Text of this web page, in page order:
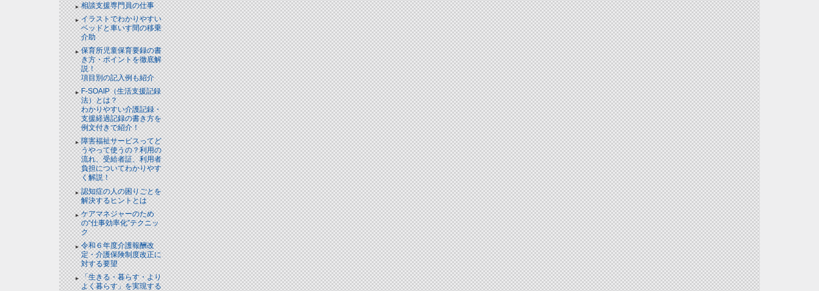
相談支援専門員の仕事
イラストでわかりやすい
ベッドと⾞いす間の移乗
介助
保育所児童保育要録の書
き方・ポイントを徹底解
説！
項目別の記入例も紹介
F-SOAIP（生活支援記録
法）とは？
わかりやすい介護記録・
支援経過記録の書き方を
例文付きで紹介！
障害福祉サービスってど
うやって使うの？利用の
流れ、受給者証、利用者
負担についてわかりやす
く解説！
認知症の人の困りごとを
解決するヒントとは
ケアマネジャーのため
の“仕事効率化”テクニッ
ク
令和６年度介護報酬改
定・介護保険制度改正に
対する要望
「生きる・暮らす・より
よく暮らす」を実現する